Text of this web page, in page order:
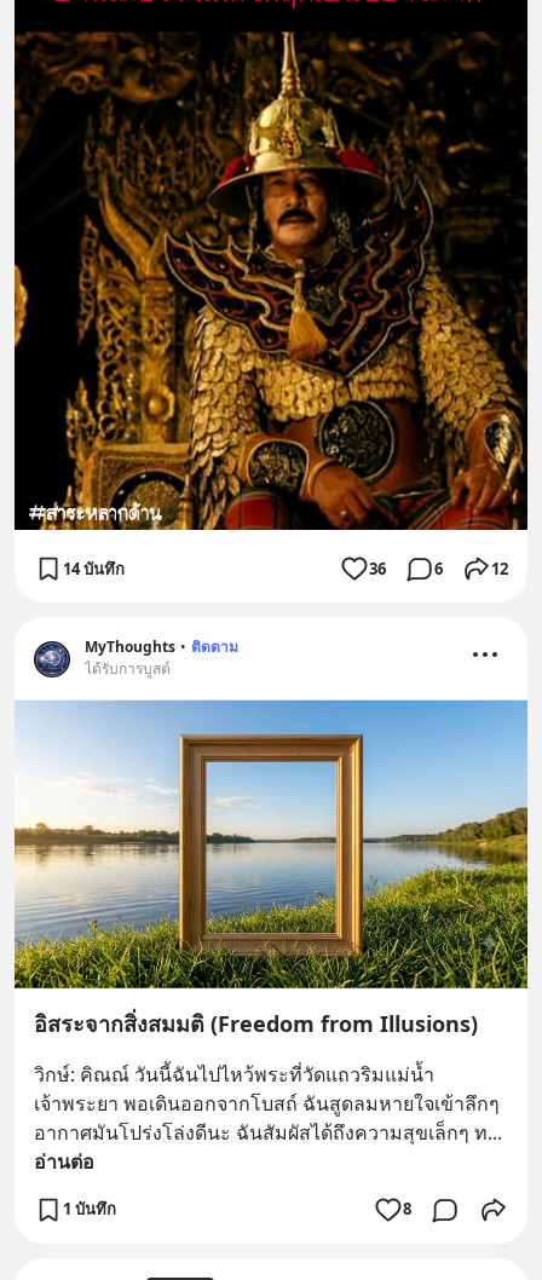
14 บันทึก 36 6 12
MyThoughts • ติดตาม
ได้รับการบูสต์
อิสระจากสิ่งสมมติ (Freedom from Illusions)
วิกษ์: คิณณ์ วันนี้ฉันไปไหว้พระที่วัดแถวริมแม่น้ำ
เจ้าพระยา พอเดินออกจากโบสถ์ ฉันสูดลมหายใจเข้าลึกๆ
อากาศมันโปร่งโล่งดีนะ ฉันสัมผัสได้ถึงความสุขเล็กๆ ท
อ่านต่อ
1 บันทึก 8